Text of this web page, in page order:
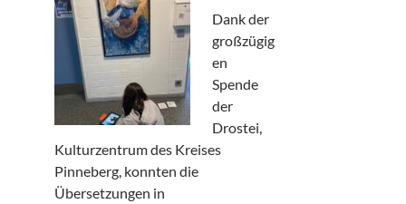
Dank der
großzügig
en
Spende
der
Drostei,
Kulturzentrum des Kreises
Pinneberg, konnten die
Übersetzungen in